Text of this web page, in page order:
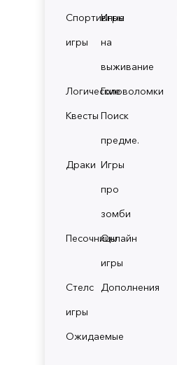
Спортивные
игры
Игры
на
выживание
ЛогическиеГоловоломки
Квесты Поиск
предме.
Драки Игры
про
зомби
ПесочницыОнлайн
игры
Стелс
игры
Дополнения
Ожидаемые